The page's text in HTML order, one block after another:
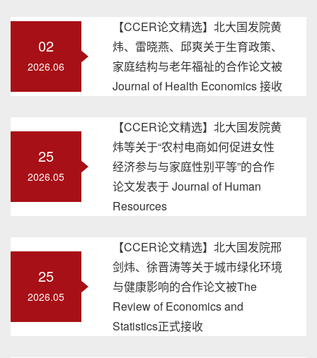
02
2026.06
【CCER论文精选】北大国发院黄
炜、雷晓燕、邱爽关于生育政策、
家庭结构与老年福祉的合作论文被
Journal of Health Economics 接收
25
2026.05
【CCER论文精选】北大国发院黄
炜等关于“农村电商如何促进女性
经济参与与家庭性别平等”的合作
论文发表于 Journal of Human
Resources
25
2026.05
【CCER论文精选】北大国发院邢
剑炜、徐晋涛等关于城市绿化环境
与健康影响的合作论文被The
Review of Economics and
Statistics正式接收